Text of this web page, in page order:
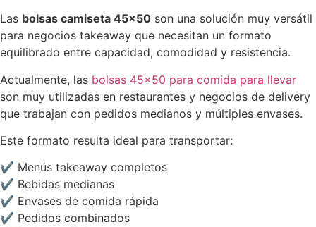
Las bolsas camiseta 45×50 son una solución muy versátil
para negocios takeaway que necesitan un formato
equilibrado entre capacidad, comodidad y resistencia.
Actualmente, las bolsas 45×50 para comida para llevar
son muy utilizadas en restaurantes y negocios de delivery
que trabajan con pedidos medianos y múltiples envases.
Este formato resulta ideal para transportar:
✔ Menús takeaway completos
✔ Bebidas medianas
✔ Envases de comida rápida
✔ Pedidos combinados